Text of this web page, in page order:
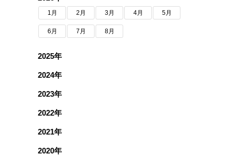
1月 2月 3月 4月 5月
6月 7月 8月
2025年
2024年
2023年
2022年
2021年
2020年